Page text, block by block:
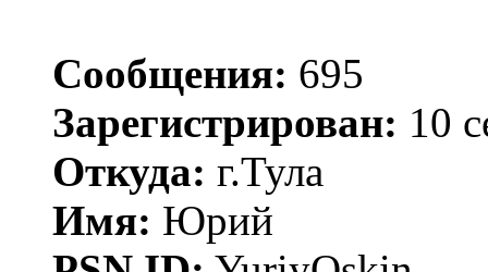
Сообщения: 695
Зарегистрирован: 10
Откуда: г.Тула
Имя: Юрий